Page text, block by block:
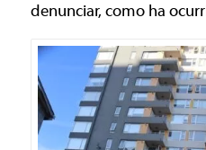
denunciar, como ha